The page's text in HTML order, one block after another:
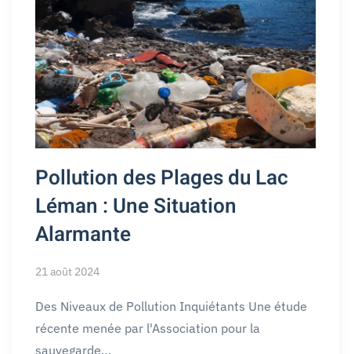
Pollution des Plages du Lac
Léman : Une Situation
Alarmante
21 août 2024
Des Niveaux de Pollution Inquiétants Une étude
récente menée par l'Association pour la
sauvegarde…